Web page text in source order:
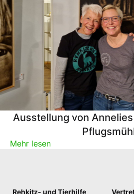
Ausstellung von
Mehr lesen
Rehkitz- und Tierhilfe